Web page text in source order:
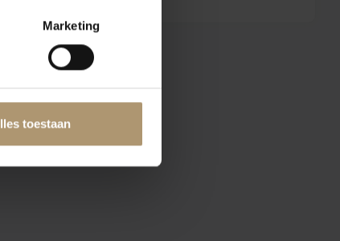
Marketing
toestaan